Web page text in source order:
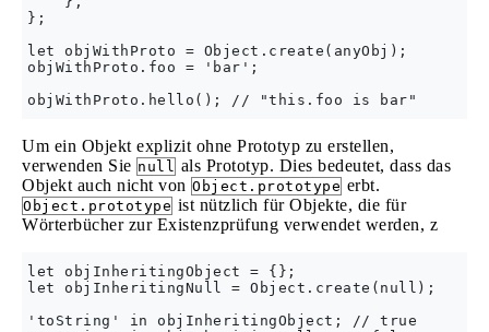
};
let objWithProto = Object.create(anyObj);
objWithProto.foo = 'bar';
Um ein Objekt explizit ohne Prototyp zu erstellen,
verwenden Sie null als Prototyp. Dies bedeutet, dass das
Objekt auch nicht von Object.prototype erbt.
Object.prototype ist nützlich für Objekte, die für
Wörterbücher zur Existenzprüfung verwendet werden, z
let objInheritingObject = {};
let objInheritingNull = Object.create(null);
'toString' in objInheritingObject; // true